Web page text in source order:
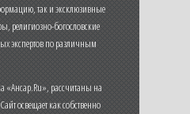
так и эксклюзивные
религиозно-богословские
экспертов по различным
«Ансар.Ru», рассчитаны на
освещает как собственно